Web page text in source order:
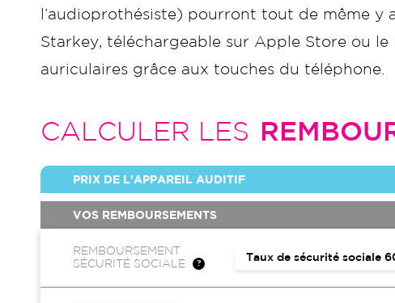
l’audioprothésiste) pourront tout de même y
Starkey, téléchargeable sur Apple Store ou
auriculaires grâce aux touches du téléphone.
CALCULER LES
PRIX DE L'APPAREIL AUDITIF
VOS REMBOURSEMENTS
REMBOURSEMENT
SÉCURITÉ SOCIALE